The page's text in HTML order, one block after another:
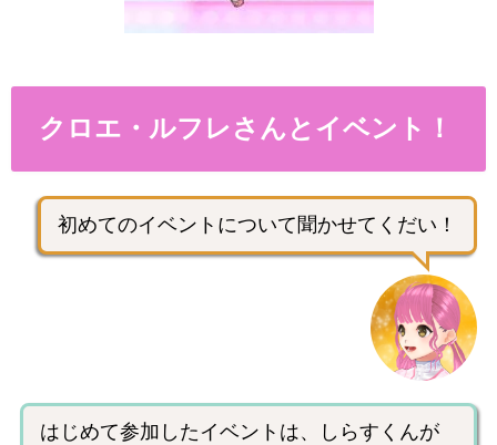
クロエ・ルフレさんとイベント！
初めてのイベントについて聞かせてくだい！
はじめて参加したイベントは、しらすくんが